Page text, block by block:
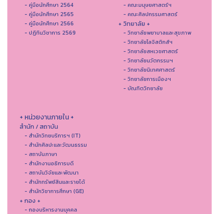
- คู่มือนักศึกษา 2564
- คู่มือนักศึกษา 2565
- คู่มือนักศึกษา 2566
- ปฏิทินวิชาการ 2569
- คณะมนุษยศาสตร์ฯ
- คณะศิลปกรรมศาสตร์
+ วิทยาลัย +
- วิทยาลัยพยาบาลและสุขภาพ
- วิทยาลัยโลจิสติกส์ฯ
- วิทยาลัยสหเวชศาสตร์
- วิทยาลัยนวัตกรรมฯ
- วิทยาลัยนิเทศศาสตร์
- วิทยาลัยการเมืองฯ
- บัณฑิตวิทยาลัย
+ หน่วยงานภายใน +
สำนัก / สถาบัน
- สำนักวิทยบริการฯ (IT)
- สํานักศิลปะและวัฒนธรรม
- สถาบันภาษา
- สำนักงานอธิการบดี
- สถาบันวิจัยและพัฒนา
- สำนักทรัพย์สินและรายได้
- สำนักวิชาการศึกษา (GE)
+ กอง +
- กองบริหารงานบุคคล